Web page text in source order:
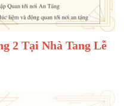
2 Tại Nhà Tang Lễ